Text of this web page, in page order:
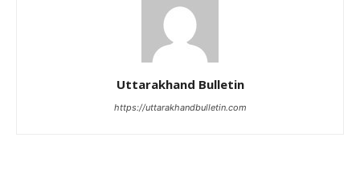
Uttarakhand Bulletin
https://uttarakhandbulletin.com